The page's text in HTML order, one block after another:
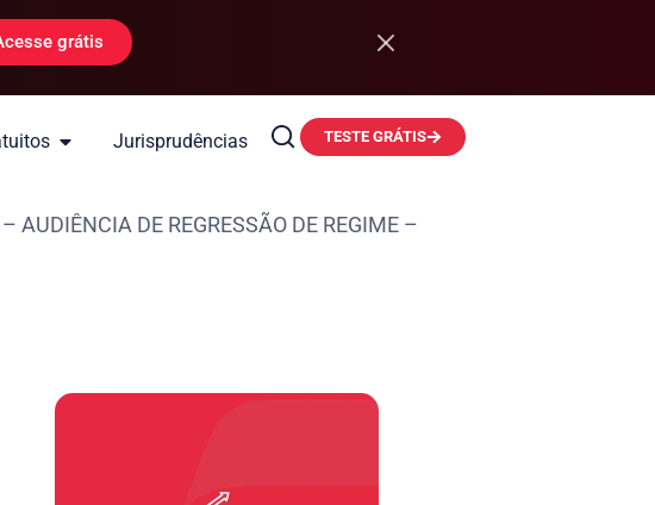
grátis
Jurisprudências TESTE GRÁTIS
AUDIÊNCIA DE REGRESSÃO DE REGIME –